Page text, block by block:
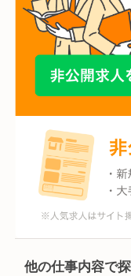
他の仕事内容で